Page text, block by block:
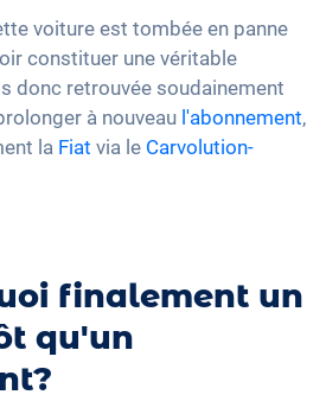
voiture est tombée en panne
constituer une véritable
donc retrouvée soudainement
à nouveau l'abonnement,
la Fiat via le Carvolution-
finalement un
qu'un